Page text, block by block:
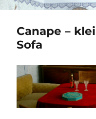
Canape –
Sofa